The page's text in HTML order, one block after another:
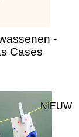
-
Cases
NIEUW